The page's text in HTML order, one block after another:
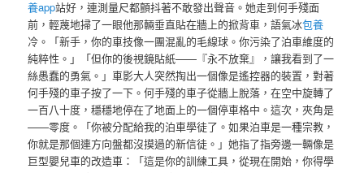
養app站好，連測量尺都顫抖著不敢發出聲音。她走到何手殘面
前，輕蔑地掃了一眼他那輛垂直貼在牆上的掀背車，語氣冰包養
冷。「新手，你的車技像一團混亂的毛線球。你污染了泊車維度的
純粹性。」「但你的後視鏡貼紙——『永不放棄』，讓我看到了一
絲愚蠢的勇氣。」車影大人突然掏出一個像是遙控器的裝置，對著
何手殘的車子按了一下。何手殘的車子從牆上脫落，在空中旋轉了
一百八十度，穩穩地停在了地面上的一個停車格中。這次，夾角是
——零度。「你被分配給我的泊車學徒了。如果泊車是一種宗教，
你就是那個連方向盤都沒摸過的新信徒。」她指了指旁邊一輛像是
巨型嬰兒車的改造車：「這是你的訓練工具，從現在開始，你得學